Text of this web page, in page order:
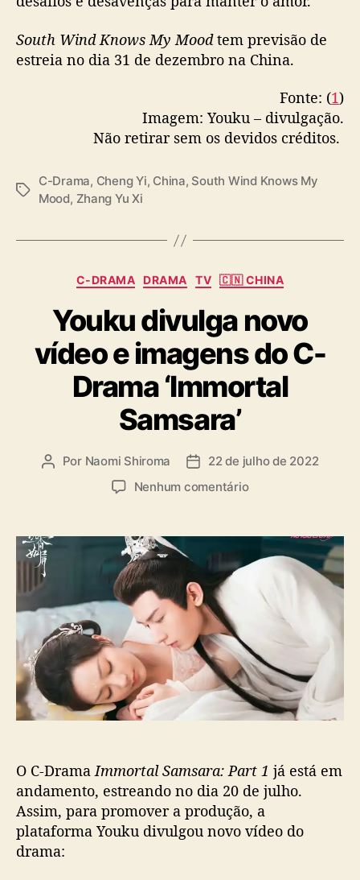
a
n
p
ô
t
South Wind Knows My Moodtem previsão de
estreia no dia 31 de dezembro na China.
Fonte: (1)
Imagem: Youku – divulgação.
Não retirar sem os devidos créditos.
T
s
C-Drama, Cheng Yi, China, South Wind Knows My
Mood, Zhang Yu Xi
C
t
e
g
o
r
i
a
s
C-DRAMA DRAMA TV 🇨🇳 CHINA
Youku divulga novo
vídeo e imagens do C-
Drama ‘Immortal
Samsara’
A
r
d
o
s
t
Por Naomi Shiroma
D
d
p
u
b
i
c
a
ç
ã
22 de julho de 2022
Nenhum comentárioe
o
v
u
l
g
a
v
o
í
d
O C-DramaImmortal Samsara: Part 1 já está em
andamento, estreando no dia 20 de julho.
Assim, para promover a produção, a
plataforma Youku divulgou novo vídeo do
drama: